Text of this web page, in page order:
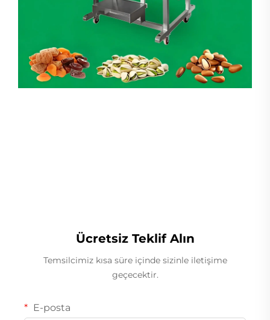
Ücretsiz Teklif Alın
Temsilcimiz kısa süre içinde sizinle iletişime
geçecektir.
E-posta